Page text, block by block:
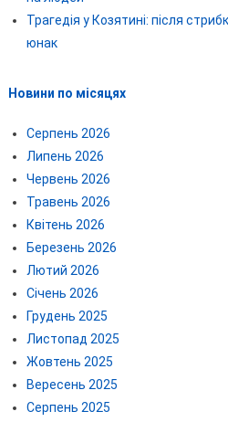
Трагедія у Козятині: після
юнак
Новини по місяцях
Серпень 2026
Липень 2026
Червень 2026
Травень 2026
Квітень 2026
Березень 2026
Лютий 2026
Січень 2026
Грудень 2025
Листопад 2025
Жовтень 2025
Вересень 2025
Серпень 2025